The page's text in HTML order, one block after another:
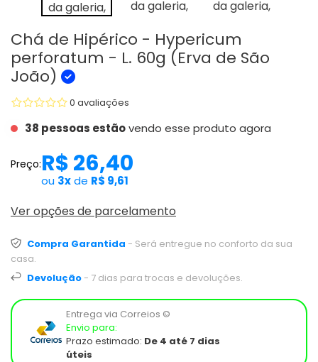
Chá de Hipérico - Hypericum
perforatum - L. 60g (Erva de São
João)
0 avaliações
38 pessoas estãovendo esse produto agora
Preço:R$ 26,40
ou 3xde R$ 9,61
Ver opções de parcelamento
Compra Garantida - Será entregue no conforto da sua
casa.
Devolução - 7 dias para trocas e devoluções.
Entrega via Correios ©
Envio para:
Prazo estimado: De 4 até 7 dias
úteis